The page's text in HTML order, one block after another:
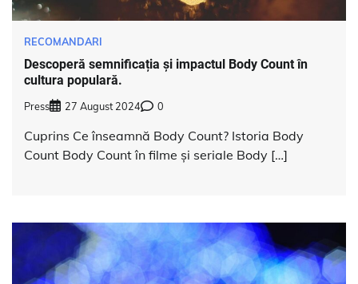
RECOMANDARI
Descoperă semnificația și impactul Body Count în
cultura populară.
Press 27 August 2024 0
Cuprins Ce înseamnă Body Count? Istoria Body
Count Body Count în filme și seriale Body […]